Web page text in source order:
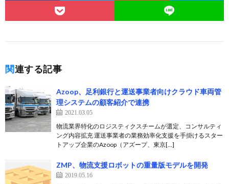
関連する記事
Azoop、足利銀行と運送事業者向けクラウド車両管
理システムの顧客紹介で連携
2021.03.05
物流業界特化のロジスティクスチームが選定、コンサルティ
ング内容拡充 運送事業者の業務効率化支援を手掛けるスター
トアップ企業のAzoop（アズープ、東京[…]
ZMP、物流支援ロボットの重量版モデルを開発
2019.05.16